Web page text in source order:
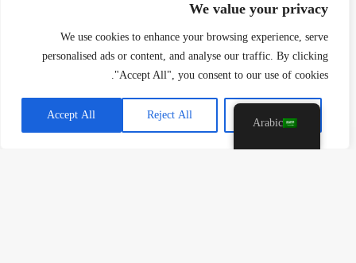
We value your privacy
We use cookies to enhance your browsing experience, serve
personalised ads or content, and analyse our traffic. By clicking
"Accept All", you consent to our use of cookies.
Reject All
Accept All
Arabic
H
i
d
e
c